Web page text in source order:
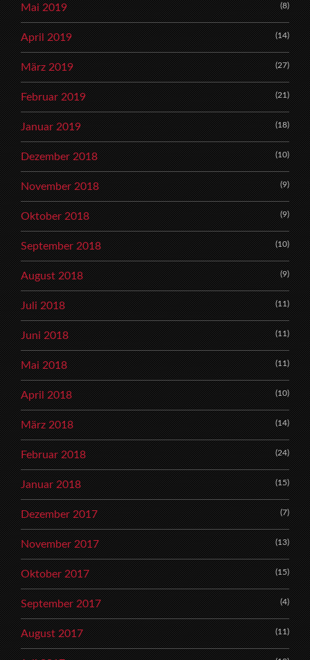
Mai 2019 (8)
April 2019 (14)
März 2019 (27)
Februar 2019 (21)
Januar 2019 (18)
Dezember 2018 (10)
November 2018 (9)
Oktober 2018 (9)
September 2018 (10)
August 2018 (9)
Juli 2018 (11)
Juni 2018 (11)
Mai 2018 (11)
April 2018 (10)
März 2018 (14)
Februar 2018 (24)
Januar 2018 (15)
Dezember 2017 (7)
November 2017 (13)
Oktober 2017 (15)
September 2017 (4)
August 2017 (11)